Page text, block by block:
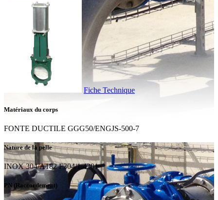
Fiche Technique
Matériaux du corps
FONTE DUCTILE GGG50/ENGJS-500-7
Nature de la pelle
INOX 304/A182 F304/1.4301
PN (Raccordement)